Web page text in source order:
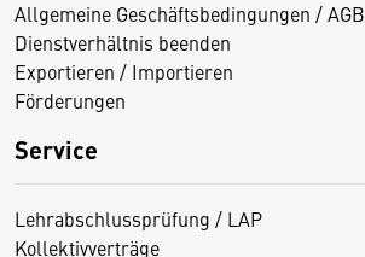
Allgemeine Geschäftsbedingungen / AGB
Dienstverhältnis beenden
Exportieren / Importieren
Förderungen
Service
Lehrabschlussprüfung / LAP
Kollektivverträge